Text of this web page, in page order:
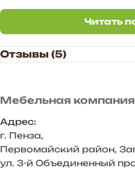
сезонной одежды,
Этот гарнитур станет не
прихожей, а настоящим
создавая приятное
— Произвольное
высоту и ширину.
— Универсальное цветовое
большинства интерьеров.
— Дополнительные
пространство до потолка,
Читать
Читать
Отзывы (5)
Мебельная компания
Адрес:
г. Пенза,
Первомайский район,
ул. 3-й Объединенный